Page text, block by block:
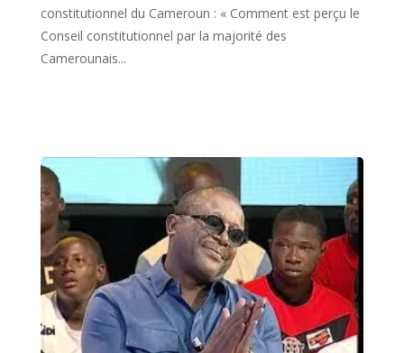
constitutionnel du Cameroun : « Comment est perçu le
Conseil constitutionnel par la majorité des
Camerounais...